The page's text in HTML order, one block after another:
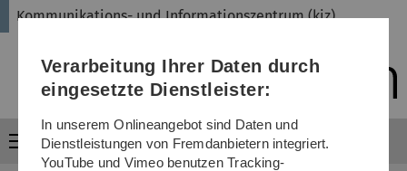
Direkt
Direkt
Direkt
(Sprache,
Drucken,
Media)
Direkt
Direkt
Kommunikations- und Informationszentrum (kiz)
Menü
Verarbeitung Ihrer Daten durch
eingesetzte Dienstleister:
In unserem Onlineangebot sind Daten und
Dienstleistungen von Fremdanbietern integriert.
YouTube und Vimeo benutzen Tracking-